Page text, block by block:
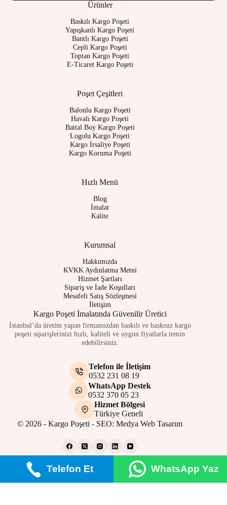
Ürünler
Baskılı Kargo Poşeti
Yapışkanlı Kargo Poşeti
Bantlı Kargo Poşeti
Cepli Kargo Poşeti
Toptan Kargo Poşeti
E-Ticaret Kargo Poşeti
Poşet Çeşitleri
Balonlu Kargo Poşeti
Havalı Kargo Poşeti
Battal Boy Kargo Poşeti
Logolu Kargo Poşeti
Kargo İrsaliye Poşeti
Kargo Koruma Poşeti
Hızlı Menü
Blog
İmalat
Kalite
Kurumsal
Hakkımızda
KVKK Aydınlatma Metni
Hizmet Şartları
Sipariş ve İade Koşulları
Mesafeli Satış Sözleşmesi
İletişim
Kargo Poşeti İmalatında Güvenilir Üretici
İstanbul’da üretim yapan firmamızdan baskılı ve baskısız kargo
poşeti siparişlerinizi hızlı, kaliteli ve uygun fiyatlarla temin
edebilirsiniz.
Telefon ile İletişim
0532 231 08 19
WhatsApp Destek
0532 370 05 23
Hizmet Bölgesi
Türkiye Geneli
© 2026 - Kargo Poşeti - SEO:Medya Web Tasarım
Gizlilik PolitikasıÇerez Politikası
Site Kullanım Şartları
Telefon Et WhatsApp Yaz